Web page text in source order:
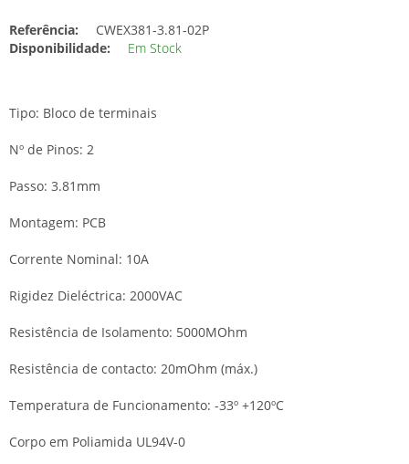
Referência:
CWEX381-3.81-02P
Disponibilidade:
Em Stock
Tipo: Bloco de terminais
Nº de Pinos: 2
Passo: 3.81mm
Montagem: PCB
Corrente Nominal: 10A
Rigidez Dieléctrica: 2000VAC
Resistência de Isolamento: 5000MOhm
Resistência de contacto: 20mOhm (máx.)
Temperatura de Funcionamento: -33º +120ºC
Corpo em Poliamida UL94V-0